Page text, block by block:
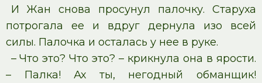
И Жан снова просунул палочку. Старуха
потрогала ее и вдруг дернула изо всей
силы. Палочка и осталась у нее в руке.
– Что это? Что это? – крикнула она в ярости.
– Палка! Ах ты, негодный обманщик!